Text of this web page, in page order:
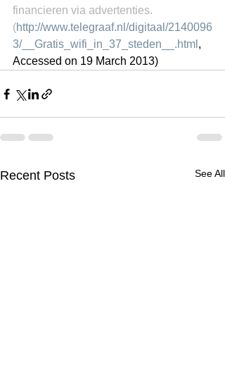
financieren via advertenties.
(http://www.telegraaf.nl/digitaal/2140096
3/__Gratis_wifi_in_37_steden__.html ,
Accessed on 19 March 2013)
Recent Posts See All